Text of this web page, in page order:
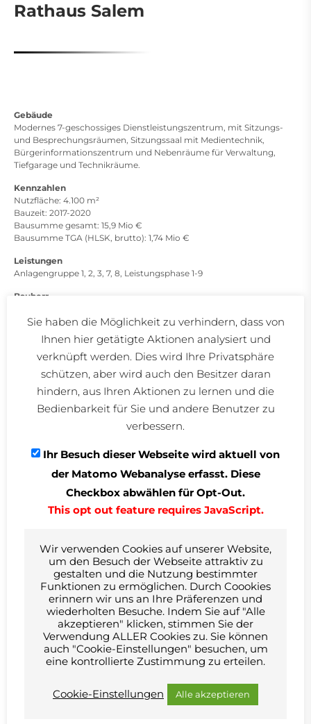
Rathaus Salem
Gebäude
Modernes 7-geschossiges Dienstleistungszentrum, mit Sitzungs-
und Besprechungsräumen, Sitzungssaal mit Medientechnik,
Bürgerinformationszentrum und Nebenräume für Verwaltung,
Tiefgarage und Technikräume.
Kennzahlen
Nutzfläche: 4.100 m²
Bauzeit: 2017-2020
Bausumme gesamt: 15,9 Mio €
Bausumme TGA (HLSK, brutto): 1,74 Mio €
Leistungen
Anlagengruppe 1, 2, 3, 7, 8, Leistungsphase 1-9
Bauherr
Leutkircher Straße 1
88682 Salem
Hr. Koch, Tel.: 07553.823-52
Kurzbeschreibung
Fernwärmeanschluss 100 kW, Betonkernheizung und Kühlung mit
Heiz-/Kühldeckensegel aus Gipskarton, 4-Leiter-Anlage,
Gebäudekühlung über Grundwasser, Schluck- und
zentraler Hygiene-Steuerung, Lüftungsanlage Rathaus 8.000 m3/h,
Abluftanlage Tiefgarage mit 20.000 3/h über CO-Gaswarnanlage,
Energiestandard und Zertifizierungen
mmp architekten
Bahnhofstraße 15
88690 Uhldingen-Mühlhofen
Bildrechte © Fernando Guerra / ibp knauszentner
Sie haben die Möglichkeit zu verhindern, dass von
Ihnen hier getätigte Aktionen analysiert und
verknüpft werden. Dies wird Ihre Privatsphäre
schützen, aber wird auch den Besitzer daran
hindern, aus Ihren Aktionen zu lernen und die
Bedienbarkeit für Sie und andere Benutzer zu
verbessern.
Ihr Besuch dieser Webseite wird aktuell von
der Matomo Webanalyse erfasst. Diese
Checkbox abwählen für Opt-Out.
This opt out feature requires JavaScript.
Wir verwenden Cookies auf unserer Website,
um den Besuch der Webseite attraktiv zu
gestalten und die Nutzung bestimmter
Funktionen zu ermöglichen. Durch Coookies
erinnern wir uns an Ihre Präferenzen und
wiederholten Besuche. Indem Sie auf "Alle
akzeptieren" klicken, stimmen Sie der
Verwendung ALLER Cookies zu. Sie können
auch "Cookie-Einstellungen" besuchen, um
eine kontrollierte Zustimmung zu erteilen.
Cookie-Einstellungen Alle akzeptieren